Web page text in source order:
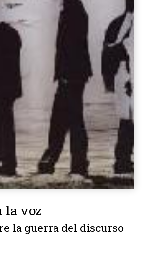
la voz
la guerra del discurso